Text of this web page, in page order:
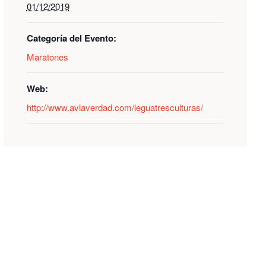
01/12/2019
Categoría del Evento:
Maratones
Web:
http://www.avlaverdad.com/leguatresculturas/